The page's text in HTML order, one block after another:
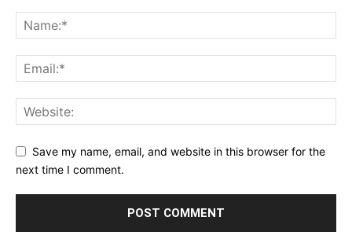
Save my name, email, and website in this browser for the
next time I comment.